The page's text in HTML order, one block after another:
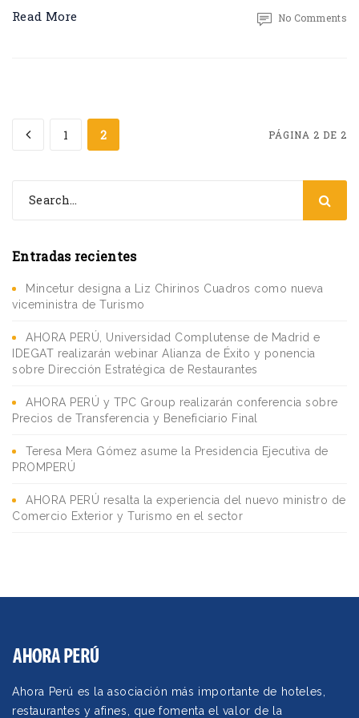
Read More No Comments
PÁGINA 2 DE 2
1 2
Entradas recientes
Mincetur designa a Liz Chirinos Cuadros como nueva
viceministra de Turismo
AHORA PERÚ, Universidad Complutense de Madrid e
IDEGAT realizarán webinar Alianza de Éxito y ponencia
sobre Dirección Estratégica de Restaurantes
AHORA PERÚ y TPC Group realizarán conferencia sobre
Precios de Transferencia y Beneficiario Final
Teresa Mera Gómez asume la Presidencia Ejecutiva de
PROMPERÚ
AHORA PERÚ resalta la experiencia del nuevo ministro de
Comercio Exterior y Turismo en el sector
Ahora Perú es la asociación más importante de hoteles,
restaurantes y afines, que fomenta el valor de la